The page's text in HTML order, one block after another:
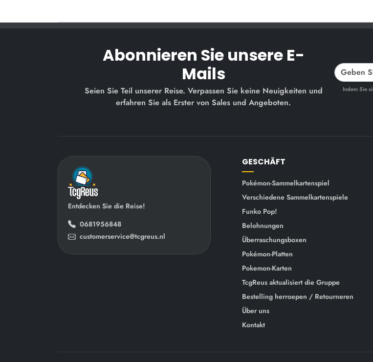
Abonnieren Sie unsere E-
Mails
Seien Sie Teil unserer Reise. Verpassen Sie keine Neuigkeiten und
erfahren Sie als Erster von Sales und Angeboten.
Indem Sie
Entdecken Sie die Reise!
0681956848
customerservice@tcgreus.nl
GESCHÄFT
Pokémon-Sammelkartenspiel
Verschiedene Sammelkartenspiele
Funko Pop!
Belohnungen
Überraschungsboxen
Pokémon-Platten
Pokemon-Karten
TcgReus aktualisiert die Gruppe
Bestelling herroepen / Retourneren
Über uns
Kontakt